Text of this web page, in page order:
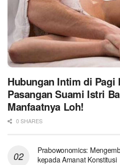
Hubungan Intim di Pagi
Pasangan Suami Istri
Manfaatnya Loh!
0 SHARES
Prabowonomics:
kepada Amanat Konstitusi